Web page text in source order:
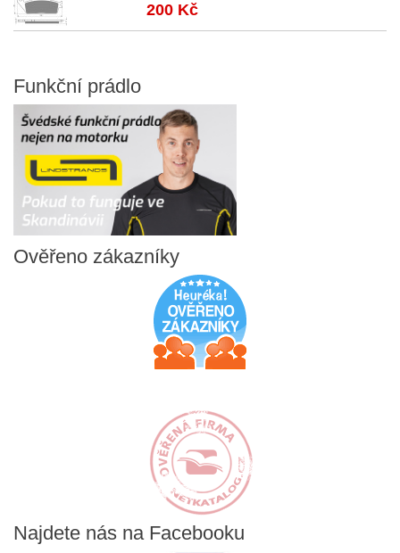
200 Kč
Funkční prádlo
Ověřeno zákazníky
Najdete nás na Facebooku